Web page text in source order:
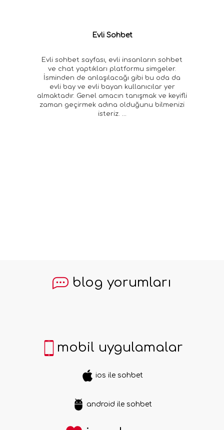
Evli Sohbet
Evli sohbet sayfası, evli insanların sohbet
ve chat yaptıkları platformu simgeler.
İsminden de anlaşılacağı gibi bu oda da
evli bay ve evli bayan kullanıcılar yer
almaktadır. Genel amacın tanışmak ve keyifli
zaman geçirmek adına olduğunu bilmenizi
isteriz. ...
blog yorumları
mobil uygulamalar
ios ile sohbet
android ile sohbet